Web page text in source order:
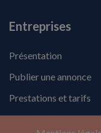
Entreprises
Présentation
Publier une annonce
Prestations et tarifs